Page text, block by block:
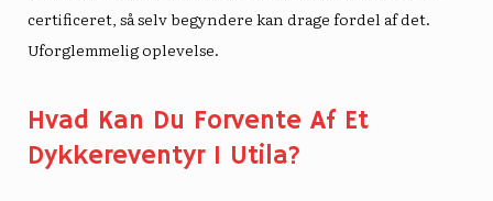
certificeret, så selv begyndere kan drage fordel af det.
Uforglemmelig oplevelse.
Hvad Kan Du Forvente Af Et
Dykkereventyr I Utila?